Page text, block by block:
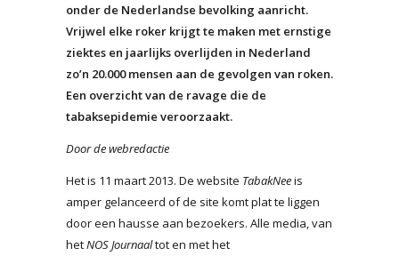
onder de Nederlandse bevolking aanricht.
Vrijwel elke roker krijgt te maken met ernstige
ziektes en jaarlijks overlijden in Nederland
zo’n 20.000 mensen aan de gevolgen van roken.
Een overzicht van de ravage die de
tabaksepidemie veroorzaakt.
Door de webredactie
Het is 11 maart 2013. De website TabakNeeis
amper gelanceerd of de site komt plat te liggen
door een hausse aan bezoekers. Alle media, van
hetNOS Journaaltot en met het